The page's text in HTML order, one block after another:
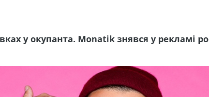
у окупанта. Monatik знявся у рекламі